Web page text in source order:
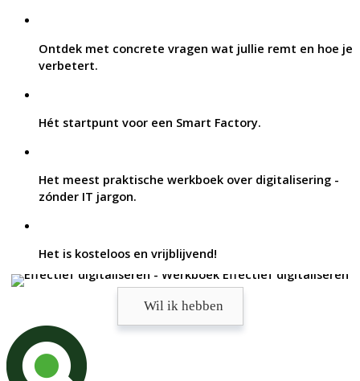
Ontdek met concrete vragen wat jullie remt en hoe je
verbetert.
Hét startpunt voor een Smart Factory.
Het meest praktische werkboek over digitalisering -
zónder IT jargon.
Het is kosteloos en vrijblijvend!
Wil ik hebben